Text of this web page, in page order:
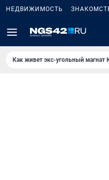
НЕДВИЖИМОСТЬ
Как живет экс-угольный магнат